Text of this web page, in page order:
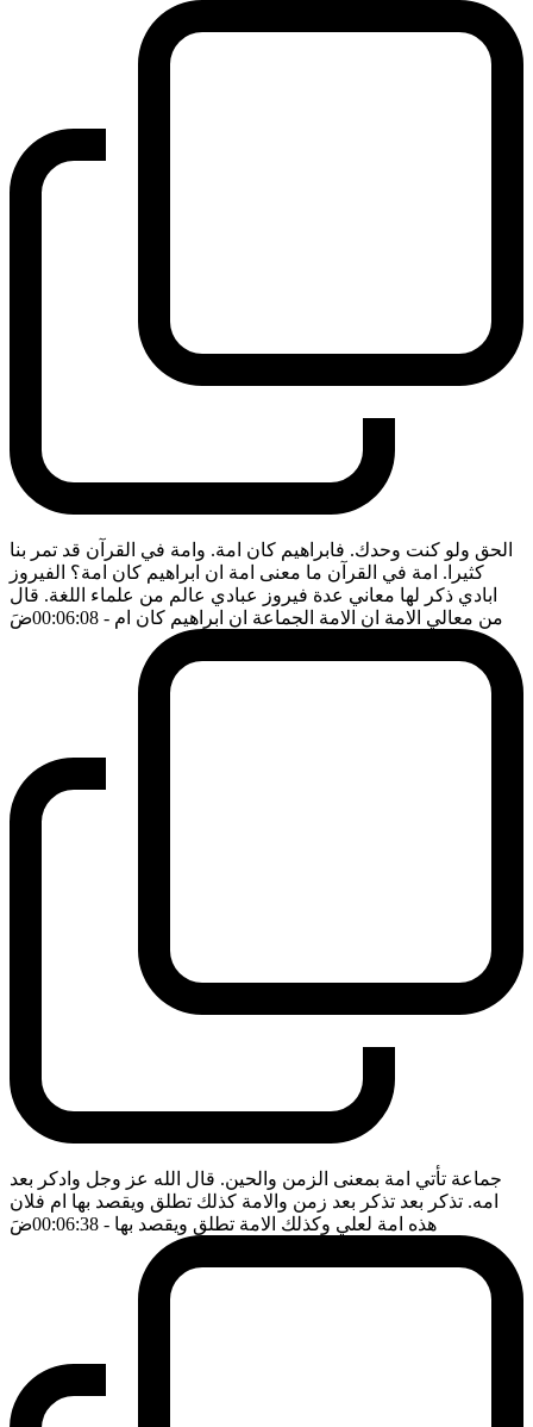
الحق ولو كنت وحدك. فابراهيم كان امة. وامة في القرآن قد تمر بنا
كثيرا. امة في القرآن ما معنى امة ان ابراهيم كان امة؟ الفيروز
ابادي ذكر لها معاني عدة فيروز عبادي عالم من علماء اللغة. قال
من معالي الامة ان الامة الجماعة ان ابراهيم كان ام - 00:06:08 ضَ
جماعة تأتي امة بمعنى الزمن والحين. قال الله عز وجل وادكر بعد
امه. تذكر بعد تذكر بعد زمن والامة كذلك تطلق ويقصد بها ام فلان
هذه امة لعلي وكذلك الامة تطلق ويقصد بها - 00:06:38 ضَ